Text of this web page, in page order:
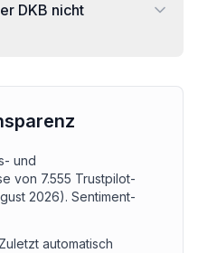
DKB nicht
und
von 7.555 Trustpilot-
2026). Sentiment-
Zuletzt automatisch